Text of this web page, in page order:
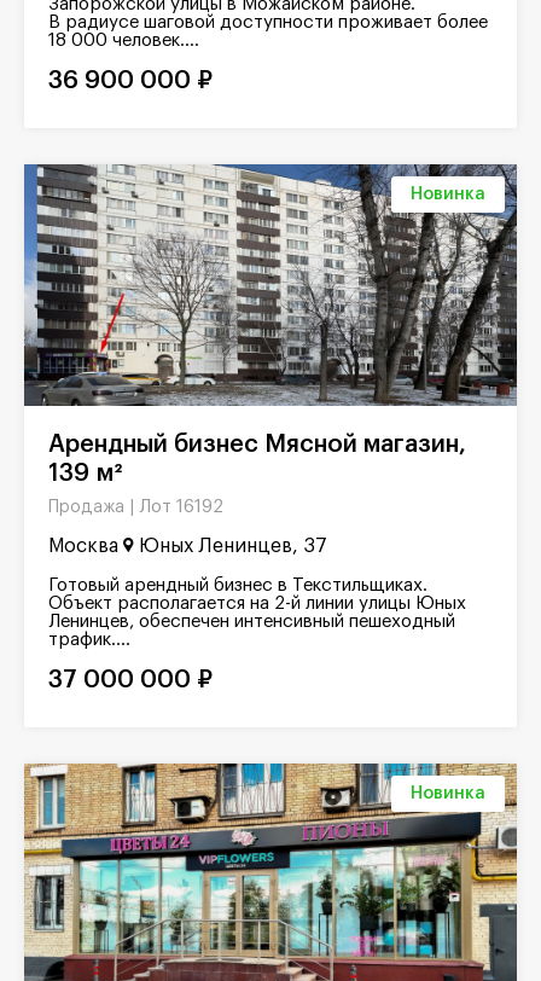
Запорожской улицы в Можайском районе.
В радиусе шаговой доступности проживает более
18 000 человек....
36 900 000 ₽
Новинка
Арендный бизнес Мясной магазин,
139 м²
Продажа | Лот 16192
Москва Юных Ленинцев, 37
Готовый арендный бизнес в Текстильщиках.
Объект располагается на 2-й линии улицы Юных
Ленинцев, обеспечен интенсивный пешеходный
трафик....
37 000 000 ₽
Новинка